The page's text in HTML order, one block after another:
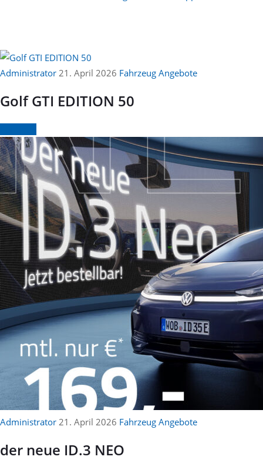
Administrator 21. April 2026 Fahrzeug Angebote
Golf GTI EDITION 50
Administrator 21. April 2026 Fahrzeug Angebote
der neue ID.3 NEO